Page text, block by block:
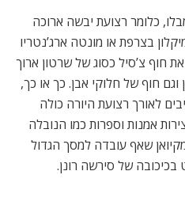
כלומר רצועת יבשה ארוכה
בצרפת או מונטה ארג’נטריו
חוף צ’סיל כסוג של שרטון ארוך
חוף של חלוקי אבן. כך או כך,
לאורך רצועת היורה כולה
אמנות וספרות כמו הנובלה
שאף עובדה למסך הגדול
של סירשה רונן.